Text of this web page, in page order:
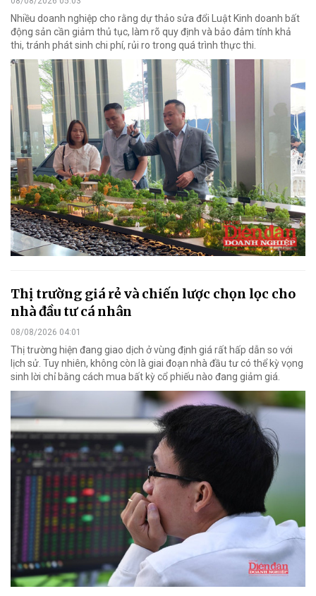
Nhiều doanh nghiệp cho rằng dự thảo sửa đổi Luật Kinh doanh bất
động sản cần giảm thủ tục, làm rõ quy định và bảo đảm tính khả
thi, tránh phát sinh chi phí, rủi ro trong quá trình thực thi.
Thị trường giá rẻ và chiến lược chọn lọc cho
nhà đầu tư cá nhân
08/08/2026 04:01
Thị trường hiện đang giao dịch ở vùng định giá rất hấp dẫn so với
lịch sử. Tuy nhiên, không còn là giai đoạn nhà đầu tư có thể kỳ vọng
sinh lời chỉ bằng cách mua bất kỳ cổ phiếu nào đang giảm giá.